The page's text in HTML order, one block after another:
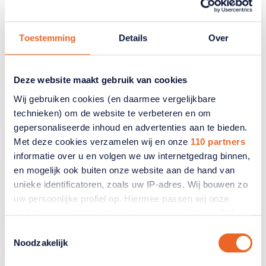
Toestemming Details Over
Deze website maakt gebruik van cookies
Wij gebruiken cookies (en daarmee vergelijkbare
technieken) om de website te verbeteren en om
gepersonaliseerde inhoud en advertenties aan te bieden.
Met deze cookies verzamelen wij en onze 110 partners
informatie over u en volgen we uw internetgedrag binnen,
en mogelijk ook buiten onze website aan de hand van
unieke identificatoren, zoals uw IP-adres. Wij bouwen zo
uw persoonlijke profiel op. Hiermee passen wij onze
website en communicatie aan op uw voorkeuren. Ook
van uw recente internetgedrag. Ook delen we mogelijk
Noodzakelijk
ANBO-PCOB zit, vindt bezuinigen op deze
basisvoorziening een slecht idee.